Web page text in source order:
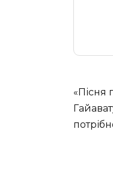
«Пісня